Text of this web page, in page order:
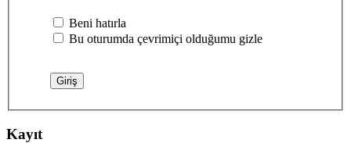
Beni hatırla
Bu oturumda çevrimiçi olduğumu gizle
Kayıt